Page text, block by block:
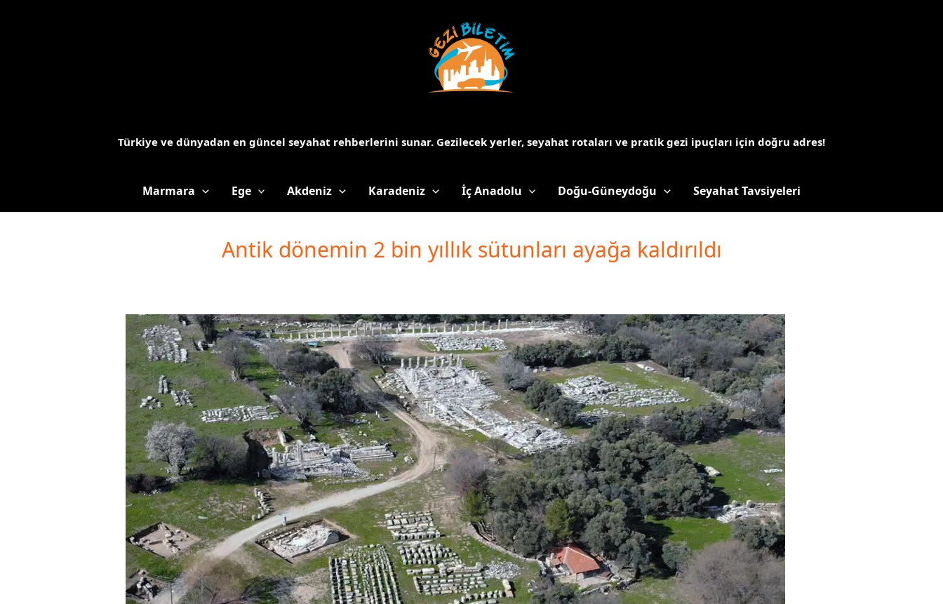
Türkiye ve dünyadan en güncel seyahat rehberlerini sunar. Gezilecek yerler, seyahat rotaları ve pratik gezi ipuçları için doğru adres!
Marmara Ege Akdeniz Karadeniz İç Anadolu Doğu-Güneydoğu Seyahat Tavsiyeleri
Antik dönemin 2 bin yıllık sütunları ayağa kaldırıldı